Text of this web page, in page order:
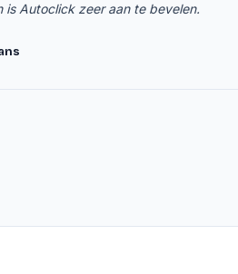
is Autoclick zeer aan te bevelen.